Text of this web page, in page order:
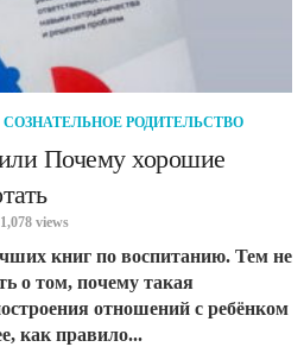
СОЗНАТЕЛЬНОЕ РОДИТЕЛЬСТВО
Почему хорошие
1,078 views
книг по воспитанию. Тем не
о том, почему такая
отношений с ребёнком
как правило...